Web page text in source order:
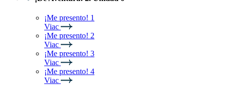
¡Me presento! 1
Viac
¡Me presento! 2
Viac
¡Me presento! 3
Viac
¡Me presento! 4
Viac